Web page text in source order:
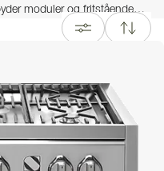
moduler og fritstående
og en klassisk, avanceret stil,
sortiment finder du alt fra
er du altid velkommen til